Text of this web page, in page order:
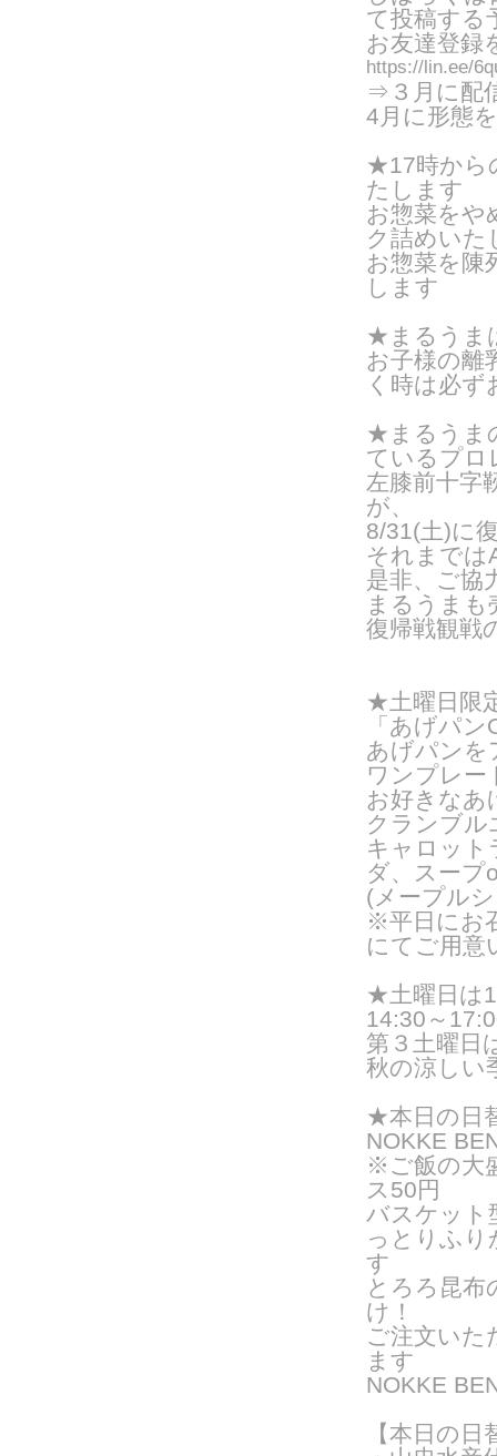
て投稿する
お友達登録
https://lin.ee/
⇒３月に配
4月に形態
★17時から
たします
お惣菜をや
ク詰めいた
お惣菜を陳
します
★まるうま
お子様の離
く時は 必ず
★まるうま
ているプロ
左膝前十字
が、
8/31(土)に
それまでは
是非、ご協
まるうまも
復帰戦観戦
★土曜日限
「あげパ
あげパンを
ワンプレー
お好きなあ
クランブル
キャロット
ダ、スープ
(メープル
※平日にお
にてご用意
★土曜日は
14:30～
第３土曜日
秋の涼しい
★本日の日
NOKKE
※ご飯の大
ス50円
バスケット
っとりふり
す
とろろ昆布
け！
ご注文いた
ま す
NOKKE
【本日の